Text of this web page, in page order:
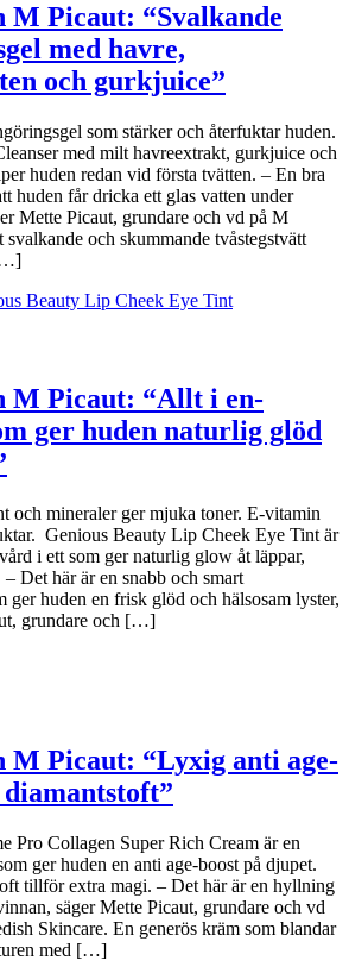
M Picaut: “Svalkande
med havre,
och gurkjuice”
som stärker och återfuktar huden.
med milt havreextrakt, gurkjuice och
huden redan vid första tvätten. – En bra
huden får dricka ett glas vatten under
Mette Picaut, grundare och vd på M
och skummande tvåstegstvätt
M Picaut: “Allt i en-
ger huden naturlig glöd
och mineraler ger mjuka toner. E-vitamin
Genious Beauty Lip Cheek Eye Tint är
i ett som ger naturlig glow åt läppar,
Det här är en snabb och smart
ger huden en frisk glöd och hälsosam lyster,
grundare och […]
M Picaut: “Lyxig anti age-
diamantstoft”
Pro Collagen Super Rich Cream är en
ger huden en anti age-boost på djupet.
tillför extra magi. – Det här är en hyllning
säger Mette Picaut, grundare och vd
Skincare. En generös kräm som blandar
med […]